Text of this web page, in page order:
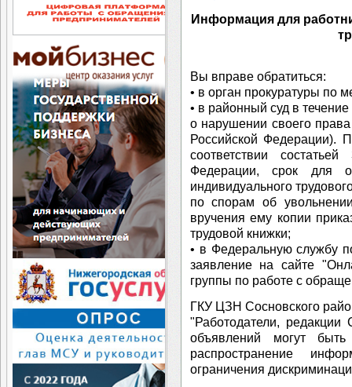
Информация для
Вы вправе обратиться:
• в орган прокуратуры по
• в районный суд в
о нарушении своего права
Российской Федерации).
соответствии
Федерации, срок для
индивидуального
по спорам об
вручения ему копии
трудовой книжки;
• в Федеральную службу
заявление на сайте
группы по работе с
ГКУ ЦЗН Сосновского
"Работодатели,
объявлений могут
распространение
ограничения